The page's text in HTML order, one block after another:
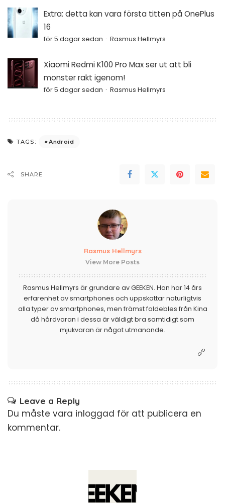
Extra: detta kan vara första titten på OnePlus
16
för 5 dagar sedan Rasmus Hellmyrs
Xiaomi Redmi K100 Pro Max ser ut att bli
monster rakt igenom!
för 5 dagar sedan Rasmus Hellmyrs
TAGS: Android
SHARE
Rasmus Hellmyrs
View More Posts
Rasmus Hellmyrs är grundare av GEEKEN. Han har 14 års
erfarenhet av smartphones och uppskattar naturligtvis
alla typer av smartphones, men främst foldebles från Kina
då hårdvaran i dessa är väldigt bra samtidigt som
mjukvaran är något utmanande.
Leave a Reply
Du måste vara inloggad för att publicera en
kommentar.